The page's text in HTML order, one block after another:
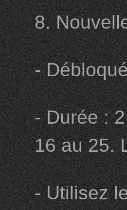
8.
-
- Durée :
16 au 25.
- Utilisez